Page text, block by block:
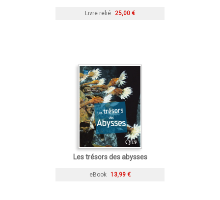
Livre relié 25,00 €
Les trésors des abysses
eBook 13,99 €